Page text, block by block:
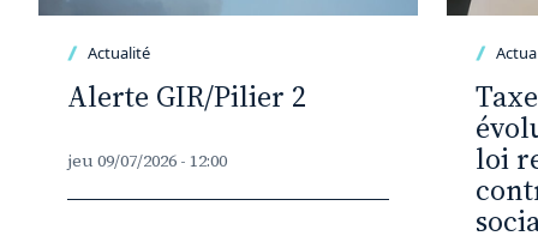
Actualité
Alerte GIR/Pilier 2
jeu 09/07/2026 - 12:00 loi